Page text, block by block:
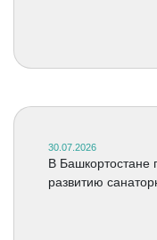
30.07.2026
В
развитию